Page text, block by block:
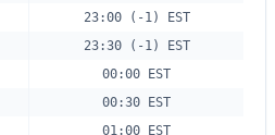
23:00 (-1) EST
23:30 (-1) EST
00:00 EST
00:30 EST
01:00 EST